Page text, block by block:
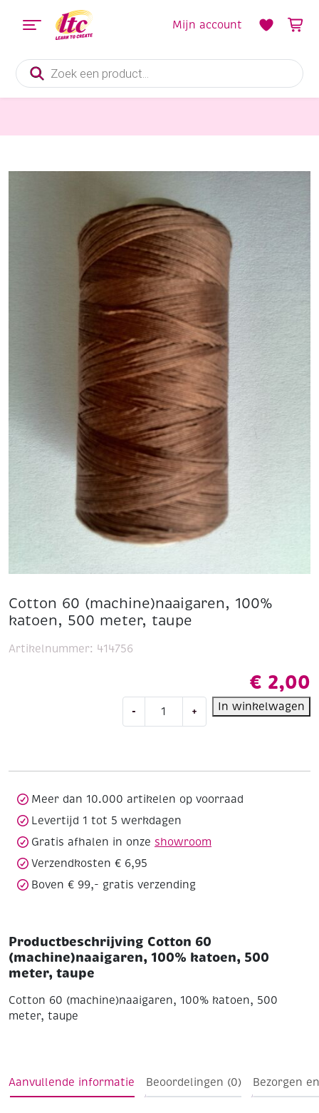
Producten
zoeken
Mijn account
Cotton 60 (machine)naaigaren, 100%
katoen, 500 meter, taupe
€ 2,00
-
meter,
taupe
+ In winkelwagen
Artikelnummer: 414756
Meer dan 10.000 artikelen op voorraad
Levertijd 1 tot 5 werkdagen
Gratis afhalen in onze showroom
Verzendkosten € 6,95
Boven € 99,- gratis verzending
Productbeschrijving Cotton 60
(machine)naaigaren, 100% katoen, 500
meter, taupe
Cotton 60 (machine)naaigaren, 100% katoen, 500
meter, taupe
Aanvullende informatie Beoordelingen (0) Bezorgen